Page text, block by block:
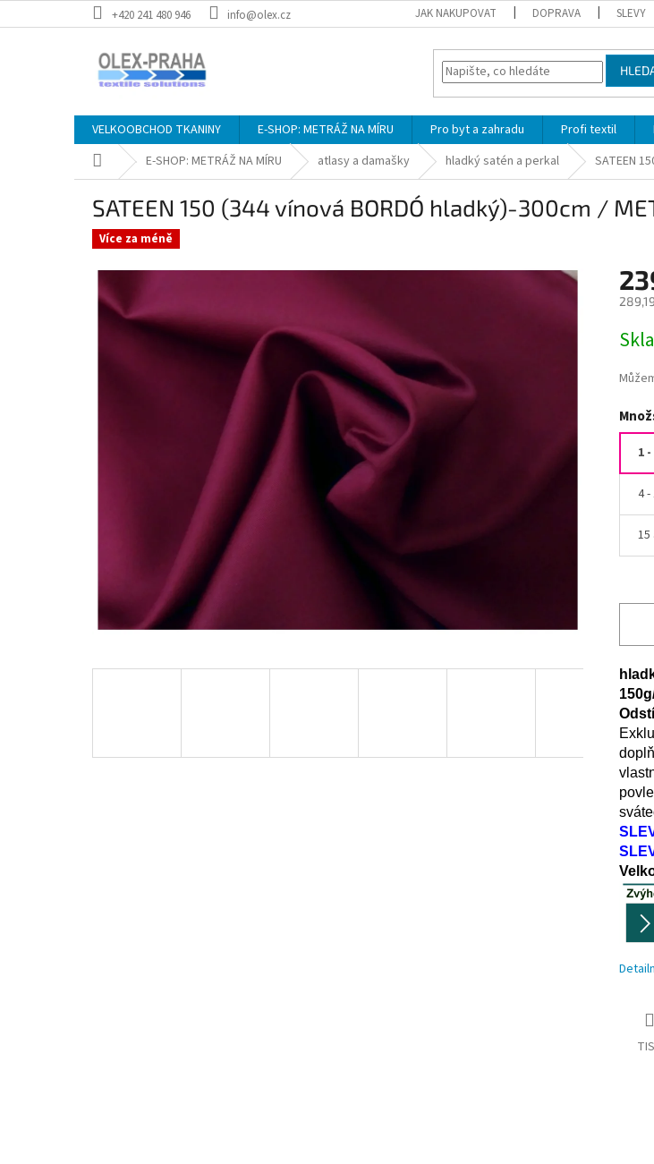
na
+420 241 480 946 info@olex.cz JAK NAKUPOVAT DOPRAVA SLEVY
VELKOOBCHOD TKANINY E-SHOP: METRÁŽ NA MÍRU Pro byt a zahradu Profi textil
Domů E-SHOP: METRÁŽ NA MÍRU atlasy a damašky hladký satén a perkal SATEEN
SATEEN 150 (344 vínová BORDÓ hladký)-300cm /
Více za méně
cena:
1
4
15